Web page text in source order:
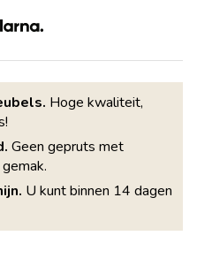
Hoge kwaliteit,
Geen gepruts met
U kunt binnen 14 dagen